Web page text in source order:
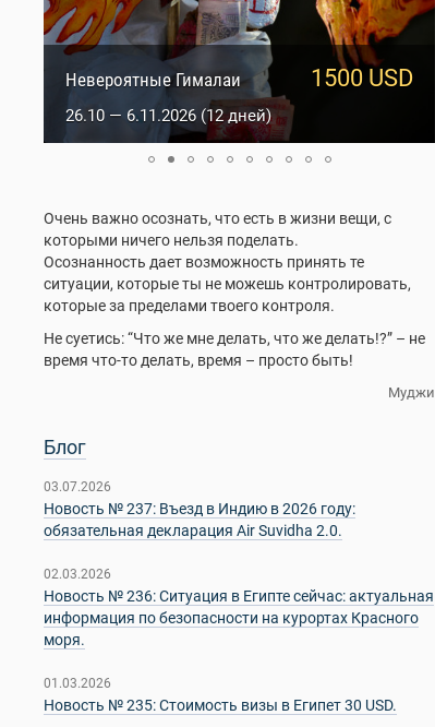
950 USD
Сакральный Ладакх
5.10 — 14.10.2026 (10 дней)
1500 USD
Невероятные Гималаи
26.10 — 6.11.2026 (12 дней)
Очень важно осознать, что есть в жизни вещи, с
которыми ничего нельзя поделать.
Осознанность дает возможность принять те
ситуации, которые ты не можешь контролировать,
которые за пределами твоего контроля.
Не суетись: “Что же мне делать, что же делать!?” – не
время что-то делать, время – просто быть!
Муджи
Блог
03.07.2026
Новость № 237: Въезд в Индию в 2026 году:
обязательная декларация Air Suvidha 2.0.
02.03.2026
Новость № 236: Ситуация в Египте сейчас: актуальная
информация по безопасности на курортах Красного
моря.
01.03.2026
Новость № 235: Стоимость визы в Египет 30 USD.